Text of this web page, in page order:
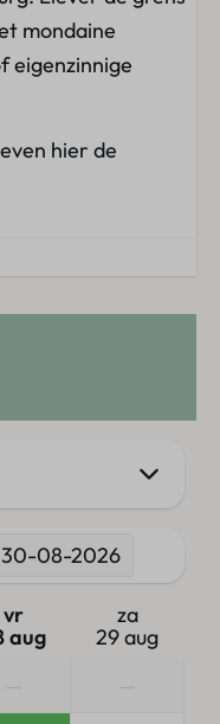
mondaine
eigenzinnige
hier de
30-08-2026
vr
aug
za
29 aug